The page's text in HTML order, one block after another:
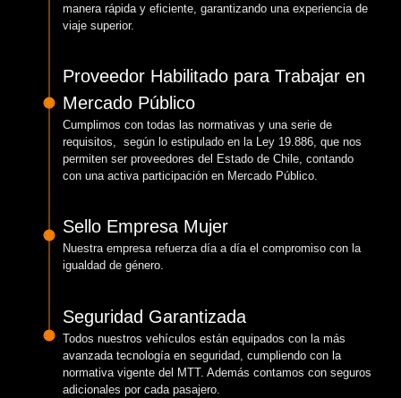
manera rápida y eficiente, garantizando una experiencia de
viaje superior.
Proveedor Habilitado para Trabajar en
Mercado Público
Cumplimos con todas las normativas y una serie de
requisitos, según lo estipulado en la Ley 19.886, que nos
permiten ser proveedores del Estado de Chile, contando
con una activa participación en Mercado Público.
Sello Empresa Mujer
Nuestra empresa refuerza día a día el compromiso con la
igualdad de género.
Seguridad Garantizada
Todos nuestros vehículos están equipados con la más
avanzada tecnología en seguridad, cumpliendo con la
normativa vigente del MTT. Además contamos con seguros
adicionales por cada pasajero.